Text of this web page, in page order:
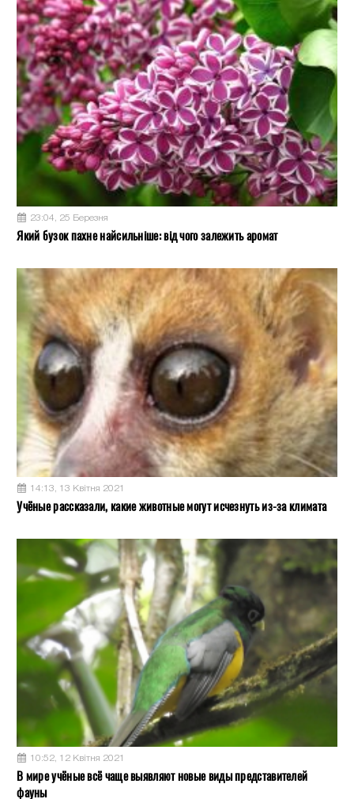
23:04, 25 Березня
Який бузок пахне найсильніше: від чого залежить аромат
14:13, 13 Квітня 2021
Учёные рассказали, какие животные могут исчезнуть из-за климата
10:52, 12 Квітня 2021
В мире учёные всё чаще выявляют новые виды представителей
фауны